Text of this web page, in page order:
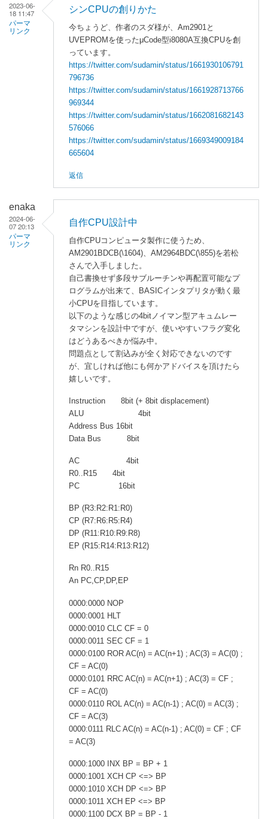
2023-06-
18 11:47
パーマ
リンク
シンCPUの創りかた
今ちょうど、作者のスダ様が、Am2901と
UVEPROMを使ったμCode型i8080A互換CPUを創
っています。
https://twitter.com/sudamin/status/1661930106791
796736
https://twitter.com/sudamin/status/1661928713766
969344
https://twitter.com/sudamin/status/1662081682143
576066
https://twitter.com/sudamin/status/1669349009184
665604
返信
enaka
2024-06-
07 20:13
パーマ
リンク
自作CPU設計中
自作CPUコンピュータ製作に使うため、
AM2901BDCB(\1604)、AM2964BDC(\855)を若松
さんで入手しました。
自己書換せず多段サブルーチンや再配置可能なプ
ログラムが出来て、BASICインタプリタが動く最
小CPUを目指しています。
以下のような感じの4bitノイマン型アキュムレー
タマシンを設計中ですが、使いやすいフラグ変化
はどうあるべきか悩み中。
問題点として割込みが全く対応できないのです
が、宜しければ他にも何かアドバイスを頂けたら
嬉しいです。
Instruction 8bit (+ 8bit displacement)
ALU 4bit
Address Bus 16bit
Data Bus 8bit
AC 4bit
R0..R15 4bit
PC 16bit
BP (R3:R2:R1:R0)
CP (R7:R6:R5:R4)
DP (R11:R10:R9:R8)
EP (R15:R14:R13:R12)
Rn R0..R15
An PC,CP,DP,EP
0000:0000 NOP
0000:0001 HLT
0000:0010 CLC CF = 0
0000:0011 SEC CF = 1
0000:0100 ROR AC(n) = AC(n+1) ; AC(3) = AC(0) ;
CF = AC(0)
0000:0101 RRC AC(n) = AC(n+1) ; AC(3) = CF ;
CF = AC(0)
0000:0110 ROL AC(n) = AC(n-1) ; AC(0) = AC(3) ;
CF = AC(3)
0000:0111 RLC AC(n) = AC(n-1) ; AC(0) = CF ; CF
= AC(3)
0000:1000 INX BP = BP + 1
0000:1001 XCH CP <=> BP
0000:1010 XCH DP <=> BP
0000:1011 XCH EP <=> BP
0000:1100 DCX BP = BP - 1